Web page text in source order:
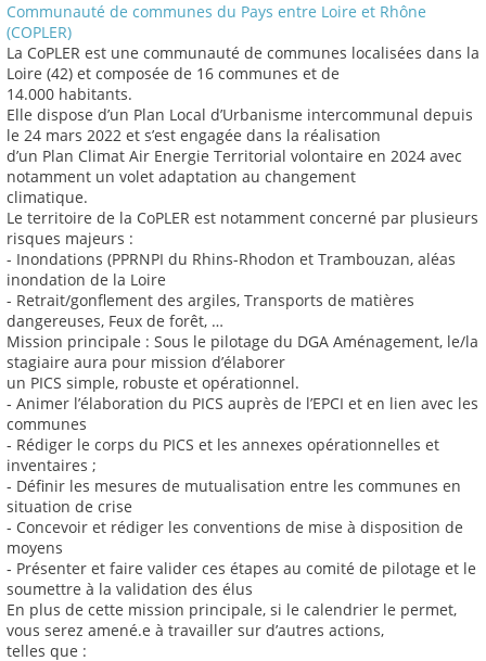
Communauté de communes du Pays entre Loire et Rhône
(COPLER)
La CoPLER est une communauté de communes localisées dans la
Loire (42) et composée de 16 communes et de
14.000 habitants.
Elle dispose d’un Plan Local d’Urbanisme intercommunal depuis
le 24 mars 2022 et s’est engagée dans la réalisation
d’un Plan Climat Air Energie Territorial volontaire en 2024 avec
notamment un volet adaptation au changement
climatique.
Le territoire de la CoPLER est notamment concerné par plusieurs
risques majeurs :
- Inondations (PPRNPI du Rhins-Rhodon et Trambouzan, aléas
inondation de la Loire
- Retrait/gonflement des argiles, Transports de matières
dangereuses, Feux de forêt, …
Mission principale : Sous le pilotage du DGA Aménagement, le/la
stagiaire aura pour mission d’élaborer
un PICS simple, robuste et opérationnel.
‐ Animer l’élaboration du PICS auprès de l’EPCI et en lien avec les
communes
‐ Rédiger le corps du PICS et les annexes opérationnelles et
inventaires ;
‐ Définir les mesures de mutualisation entre les communes en
situation de crise
‐ Concevoir et rédiger les conventions de mise à disposition de
moyens
‐ Présenter et faire valider ces étapes au comité de pilotage et le
soumettre à la validation des élus
En plus de cette mission principale, si le calendrier le permet,
vous serez amené.e à travailler sur d’autres actions,
telles que :